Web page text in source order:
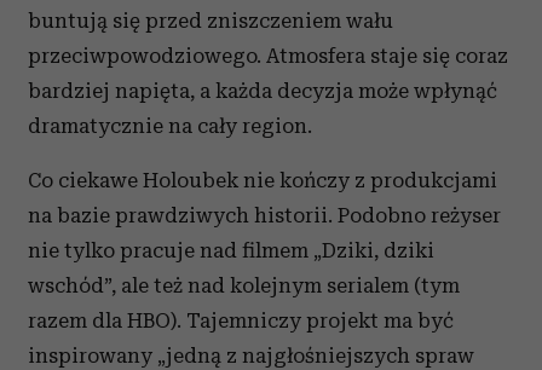
buntują się przed zniszczeniem wału
przeciwpowodziowego. Atmosfera staje się coraz
bardziej napięta, a każda decyzja może wpłynąć
dramatycznie na cały region.
Co ciekawe Holoubek nie kończy z produkcjami
na bazie prawdziwych historii. Podobno reżyser
nie tylko pracuje nad filmem „Dziki, dziki
wschód”, ale też nad kolejnym serialem (tym
razem dla HBO). Tajemniczy projekt ma być
inspirowany „jedną z najgłośniejszych spraw